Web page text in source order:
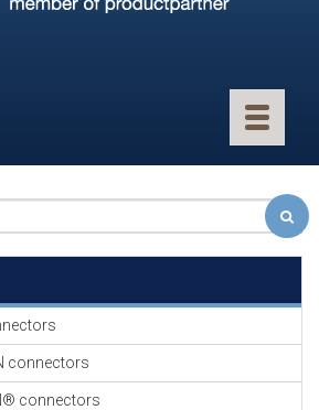
Toggle
GEVLOCHTEN KOUS
EN
KRIMP KOUS
connectors
connectors